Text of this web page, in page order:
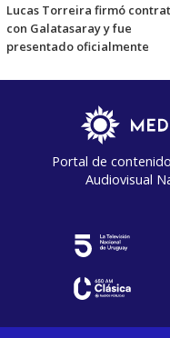
Lucas Torreira firmó
con Galatasaray y fue
presentado oficialmente
Portal de
Audiovisual